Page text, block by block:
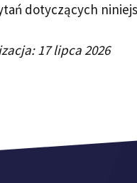
dotyczących
17 lipca 2026